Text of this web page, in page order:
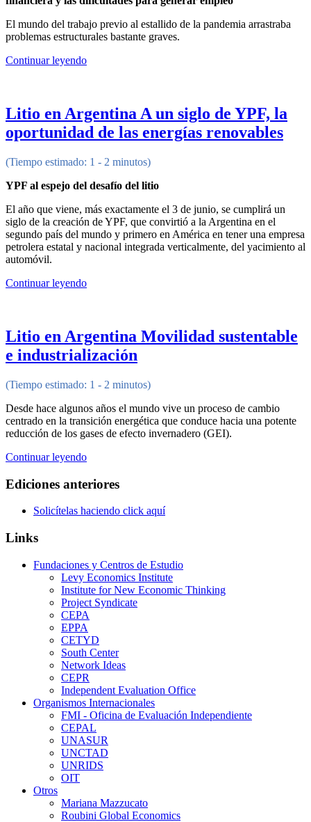
El mundo del trabajo previo al estallido de la pandemia arrastraba
problemas estructurales bastante graves.
Continuar leyendo
Litio en Argentina A un siglo de YPF, la
oportunidad de las energías renovables
(Tiempo estimado: 1 - 2 minutos)
YPF al espejo del desafío del litio
El año que viene, más exactamente el 3 de junio, se cumplirá un
siglo de la creación de YPF, que convirtió a la Argentina en el
segundo país del mundo y primero en América en tener una empresa
petrolera estatal y nacional integrada verticalmente, del yacimiento al
automóvil.
Continuar leyendo
Litio en Argentina Movilidad sustentable
e industrialización
(Tiempo estimado: 1 - 2 minutos)
Desde hace algunos años el mundo vive un proceso de cambio
centrado en la transición energética que conduce hacia una potente
reducción de los gases de efecto invernadero (GEI).
Continuar leyendo
Ediciones anteriores
Solicítelas haciendo click aquí
Links
Fundaciones y Centros de Estudio
Levy Economics Institute
Institute for New Economic Thinking
Project Syndicate
CEPA
EPPA
CETYD
South Center
Network Ideas
CEPR
Independent Evaluation Office
Organismos Internacionales
FMI - Oficina de Evaluación Independiente
CEPAL
UNASUR
UNCTAD
UNRIDS
OIT
Otros
Mariana Mazzucato
Roubini Global Economics